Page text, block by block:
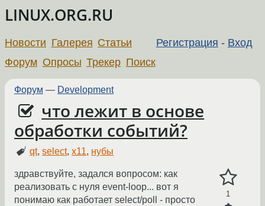
LINUX.ORG.RU
Регистрация - Вход
Новости Галерея Статьи
Форум Опросы Трекер Поиск
Форум — Development
что лежит в основе
обработки событий?
qt,select,x11, нубы
1
здравствуйте, задался вопросом: как
реализовать с нуля event-loop... вот я
понимаю как работает select/poll - просто